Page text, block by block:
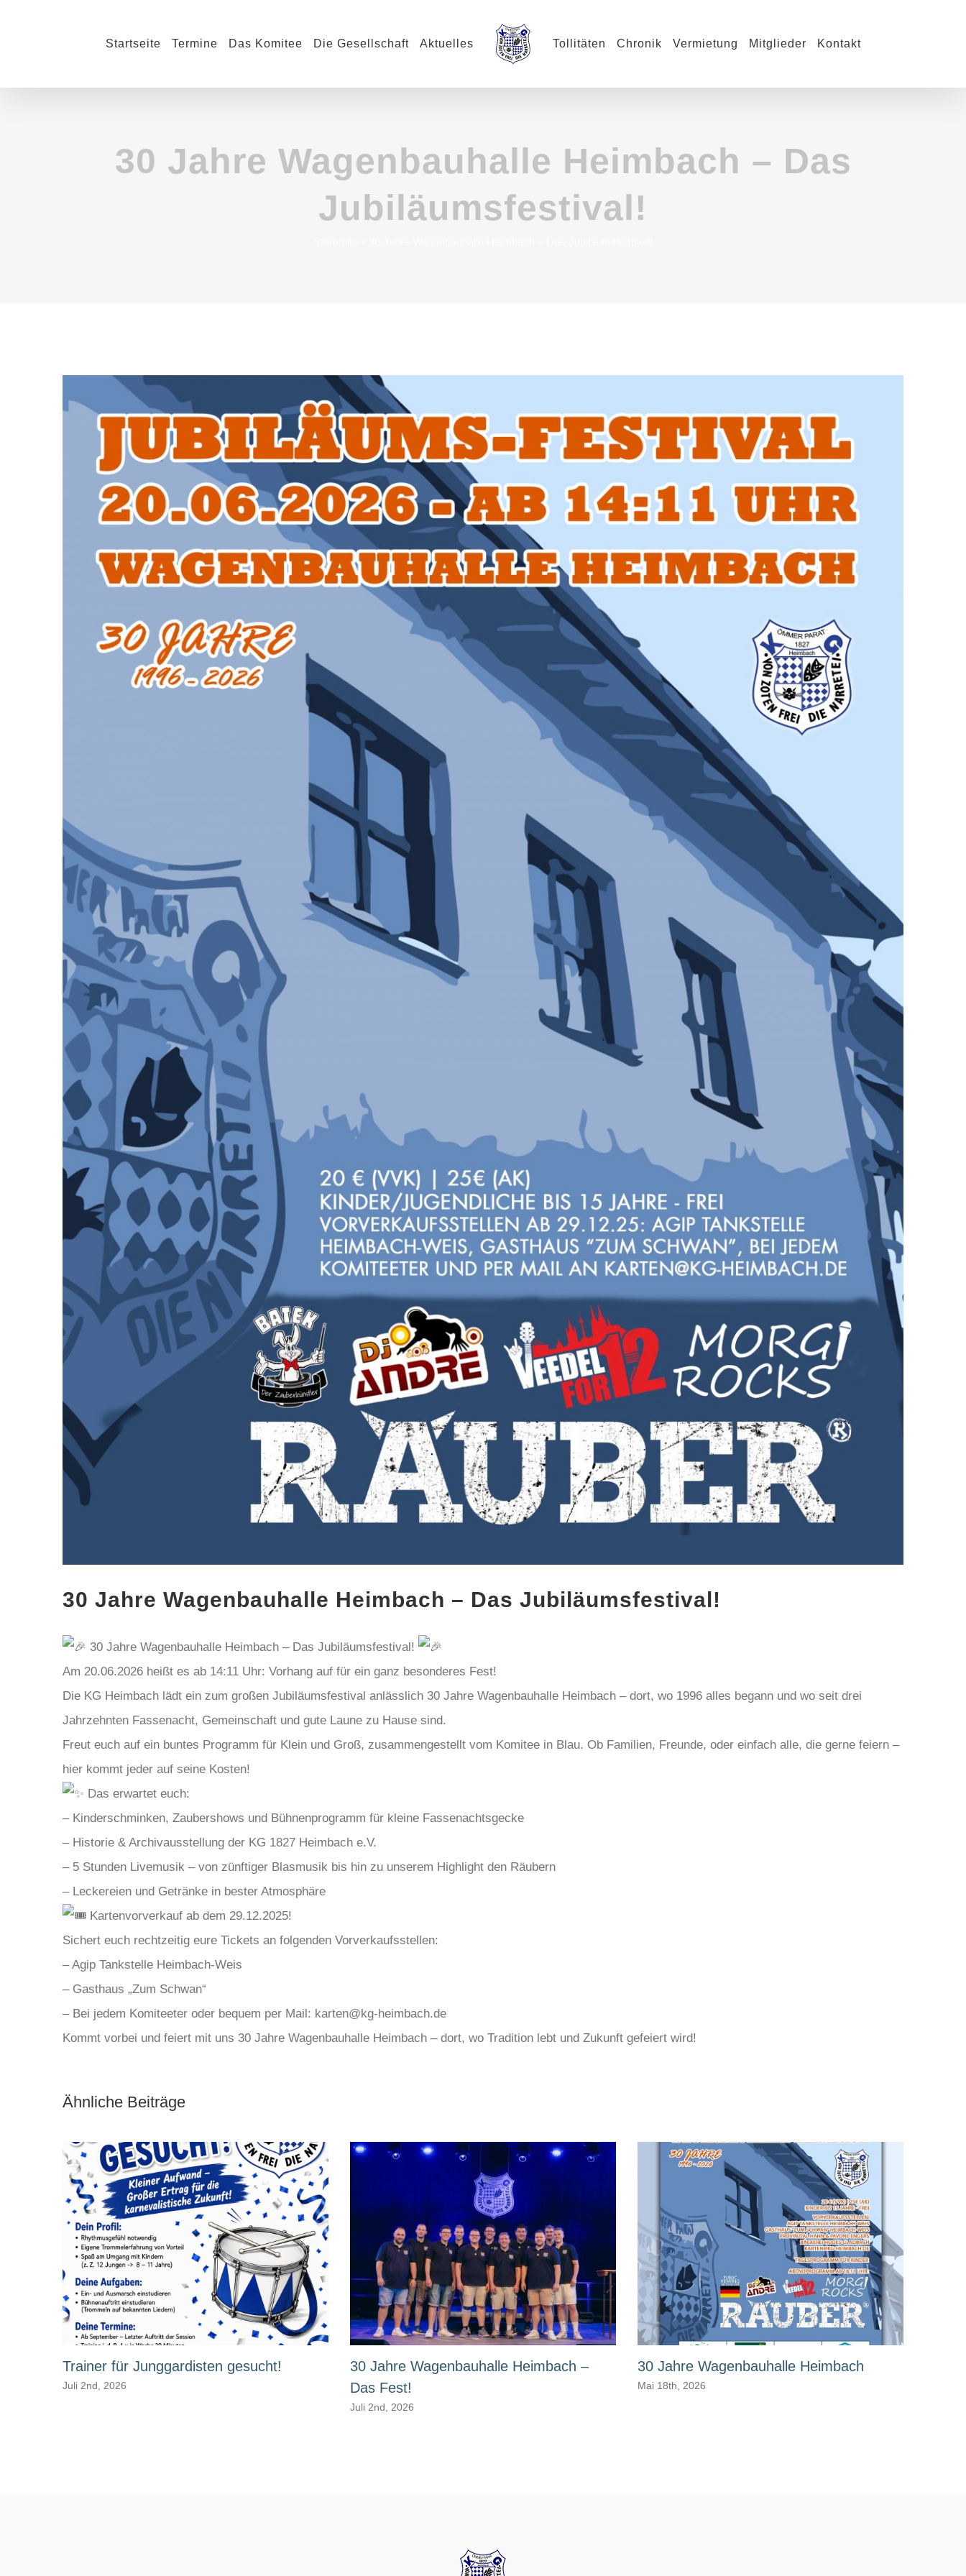
Startseite Termine Das Komitee Die Gesellschaft Aktuelles Tollitäten Chronik Vermietung Mitglieder Kontakt
30 Jahre Wagenbauhalle Heimbach – Das
Jubiläumsfestival!
grösseres
30 Jahre Wagenbauhalle Heimbach – Das Jubiläumsfestival!
30 Jahre Wagenbauhalle Heimbach – Das Jubiläumsfestival!
Am 20.06.2026 heißt es ab 14:11 Uhr: Vorhang auf für ein ganz besonderes Fest!
Die KG Heimbach lädt ein zum großen Jubiläumsfestival anlässlich 30 Jahre Wagenbauhalle Heimbach – dort, wo 1996 alles begann und wo seit drei
Jahrzehnten Fassenacht, Gemeinschaft und gute Laune zu Hause sind.
Freut euch auf ein buntes Programm für Klein und Groß, zusammengestellt vom Komitee in Blau. Ob Familien, Freunde, oder einfach alle, die gerne feiern –
hier kommt jeder auf seine Kosten!
Das erwartet euch:
– Kinderschminken, Zaubershows und Bühnenprogramm für kleine Fassenachtsgecke
– ⁠Historie & Archivausstellung der KG 1827 Heimbach e.V.
– ⁠5 Stunden Livemusik – von zünftiger Blasmusik bis hin zu unserem Highlight den Räubern
– ⁠Leckereien und Getränke in bester Atmosphäre
Kartenvorverkauf ab dem 29.12.2025!
Sichert euch rechtzeitig eure Tickets an folgenden Vorverkaufsstellen:
– Agip Tankstelle Heimbach-Weis
– Gasthaus „Zum Schwan“
– Bei jedem Komiteeter oder bequem per Mail: karten@kg-heimbach.de
Kommt vorbei und feiert mit uns 30 Jahre Wagenbauhalle Heimbach – dort, wo Tradition lebt und Zukunft gefeiert wird!
Ähnliche Beiträge
Trainer für Junggardisten gesucht!
Juli 2nd, 2026
30 Jahre Wagenbauhalle Heimbach –
Das Fest!
Juli 2nd, 2026
30 Jahre Wagenbauhalle Heimbach
Mai 18th, 2026